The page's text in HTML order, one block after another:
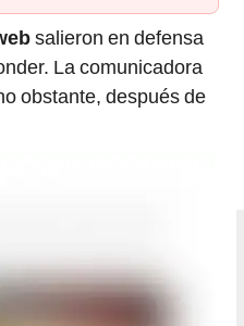
salieron en defensa
La comunicadora
obstante, después de